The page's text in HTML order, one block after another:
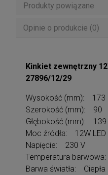
Produkty powiązane
Opinie o produkcie (0)
Kinkiet zewnętrzny
27896/12/29
Wysokość (mm): 173
Szerokość (mm): 90
Głębokość (mm): 139
Moc źródła: 12W
Napięcie: 230 V
Temperatura
Barwa światła: Ciepła